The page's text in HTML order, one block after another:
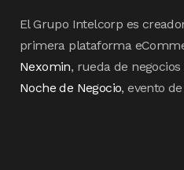
El Grupo Intelcorp es
primera plataforma
Nexomin, rueda de
Noche de Negocio, evento